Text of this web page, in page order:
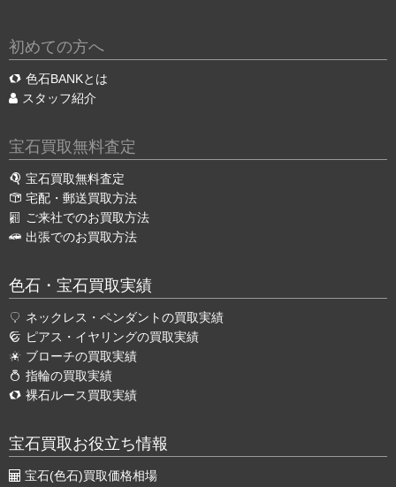
初めての方へ
色石BANKとは
スタッフ紹介
宝石買取無料査定
宝石買取無料査定
宅配・郵送買取方法
ご来社でのお買取方法
出張でのお買取方法
色石・宝石買取実績
ネックレス・ペンダントの買取実績
ピアス・イヤリングの買取実績
ブローチの買取実績
指輪の買取実績
裸石ルース買取実績
宝石買取お役立ち情報
宝石(色石)買取価格相場